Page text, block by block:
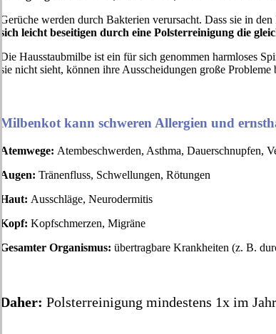
Gerüche werden durch Bakterien verursacht. Dass sie in
sich leicht beseitigen durch eine Polsterreinigung die
Die Hausstaubmilbe ist ein für sich genommen harmloses
sie nicht sieht, können ihre Ausscheidungen große Probleme
Milbenkot kann schweren Allergien und
Atemwege: Atembeschwerden, Asthma, Dauerschnupfen,
Augen: Tränenfluss, Schwellungen, Rötungen
Haut: Ausschläge, Neurodermitis
Kopf: Kopfschmerzen, Migräne
Gesamter Organismus: übertragbare Krankheiten (z. B.
Daher: Polsterreinigung mindestens 1x im